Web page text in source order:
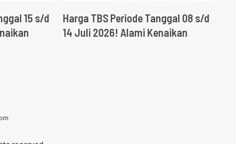
15 s/d
Harga TBS Periode Tanggal 08 s/d
14 Juli 2026! Alami Kenaikan